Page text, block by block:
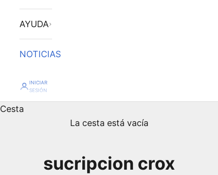
AYUDA
NOTICIAS
INICIAR
SESIÓN
Cesta
La cesta está vacía
sucripcion crox